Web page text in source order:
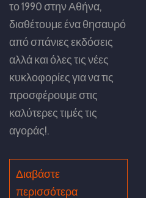
το 1990 στην Αθήνα,
διαθέτουμε ένα θησαυρό
από σπάνιες εκδόσεις
αλλά και όλες τις νέες
κυκλοφορίες για να τις
προσφέρουμε στις
καλύτερες τιμές τις
αγοράς!.
Διαβάστε
περισσότερα